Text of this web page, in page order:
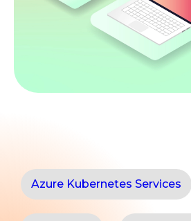
Azure Kubernetes Services